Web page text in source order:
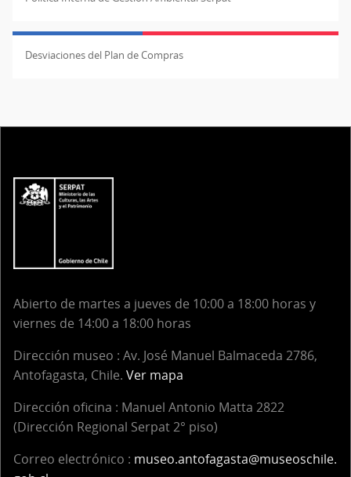
Desviaciones del Plan de Compras
Abierto de martes a jueves de 10:00 a 18:00 horas y
viernes de 14:00 a 18:00 horas
Dirección museo : Av. José Manuel Balmaceda 2786,
Antofagasta, Chile. Ver mapa
Dirección oficina : Manuel Antonio Matta 2822
(Dirección Regional Serpat 2° piso)
Correo electrónico : museo.antofagasta@museoschile.